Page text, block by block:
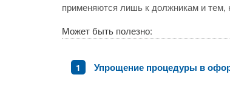
применяются лишь к должникам и тем,
Может быть полезно:
Упрощение процедуры в